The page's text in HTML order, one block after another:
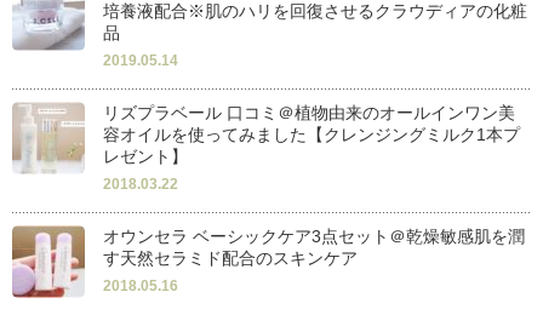
培養液配合※肌のハリを回復させるクラウディアの化粧
品
2019.05.14
リズプラベール 口コミ＠植物由来のオールインワン美
容オイルを使ってみました【クレンジングミルク1本プ
レゼント】
2018.03.22
オウンセラ ベーシックケア3点セット＠乾燥敏感肌を潤
す天然セラミド配合のスキンケア
2018.05.16